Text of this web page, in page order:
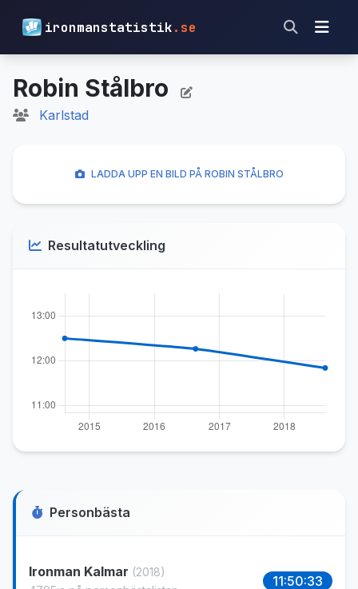
ironmanstatistik.se
Robin Stålbro
Karlstad
Personbästa
Ironman Kalmar (2018)
11:50:33
LADDA UPP EN BILD PÅ ROBIN STÅLBRO
Resultatutveckling